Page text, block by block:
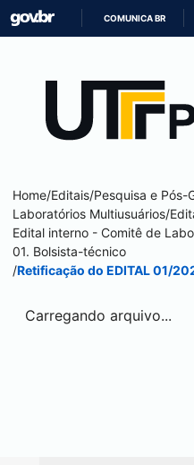
COMUNICA BR
Home/Editais/Pesquisa e Pós-
Laboratórios Multiusuários/
Edital interno - Comitê de
01. Bolsista-técnico
/Retificação do EDITAL 01/
Carregando arquivo...